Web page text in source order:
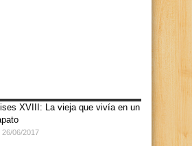
XVIII: La vieja que vivía en un
26/06/2017